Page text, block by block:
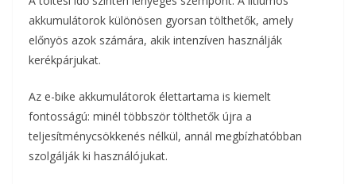
akkumulátorok különösen gyorsan tölthetők, amely
előnyös azok számára, akik intenzíven használják
kerékpárjukat.
Az e-bike akkumulátorok élettartama is kiemelt
fontosságú: minél többször tölthetők újra a
teljesítménycsökkenés nélkül, annál megbízhatóbban
szolgálják ki használójukat.